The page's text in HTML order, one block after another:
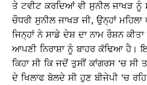
ਤੇ ਟਵੀਟ ਕਰਦਿਆਂ ਵੀ ਸੁਨੀਲ ਜਾਖੜ ਨੂੰ
ਚੌਧਰੀ ਸੁਨੀਲ ਜਾਖੜ ਜੀ, ਉਨ੍ਹਾਂ
ਜਿਨ੍ਹਾਂ ਨੇ ਸਾਡੇ ਦੇਸ਼ ਦਾ ਨਾਮ ਰੌਸ਼ਨ
ਆਪਣੀ ਨਿਰਾਸ਼ਾ ਨੂੰ ਬਾਹਰ ਕੱਢਿਆ ਹੈ।
ਕਿਹਾ ਸੀ ਕਿ ਜਦੋਂ ਤੁਸੀਂ ਕਾਂਗਰਸ ‘ਚ ਸੀ
ਦੇ ਖਿਲਾਫ ਬੋਲਦੇ ਸੀ ਹੁਣ ਬੀਜੇਪੀ ‘ਚ